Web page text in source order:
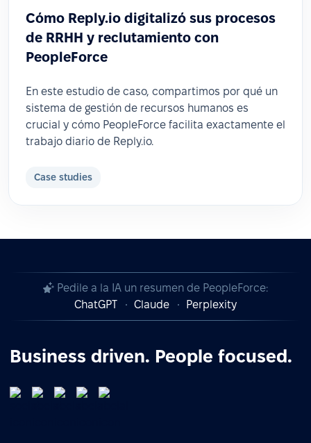
Cómo Reply.io digitalizó sus procesos
de RRHH y reclutamiento con
PeopleForce
En este estudio de caso, compartimos por qué un
sistema de gestión de recursos humanos es
crucial y cómo PeopleForce facilita exactamente el
trabajo diario de Reply.io.
Case studies
Pedile a la IA un resumen de PeopleForce:
ChatGPT
Claude Perplexity
Business driven. People focused.